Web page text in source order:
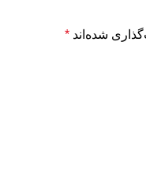
شده‌اند *